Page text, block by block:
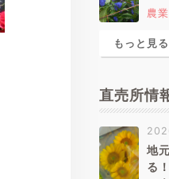
農業
もっと見る
直売所情
地
る